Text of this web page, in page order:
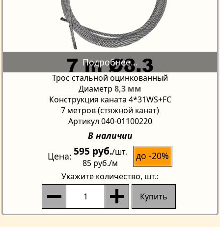
Трос стальной оцинкованный
Диаметр 8,3 мм
Конструкция каната 4*31WS+FC
7 метров (стяжной канат)
Артикул 040-01100220
В наличии
Цена 595 руб./шт.
85 руб./м
до -20%
Укажите количество, шт.:
Купить